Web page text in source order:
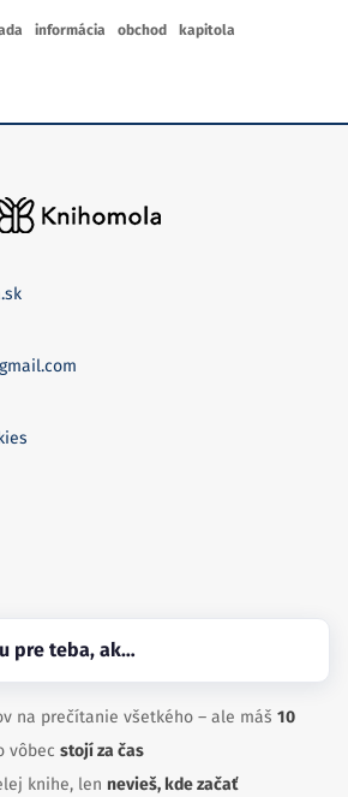
informácia obchod kapitola
pre teba, ak…
na prečítanie všetkého – ale máš 10
vôbec stojí za čas
knihe, len nevieš, kde začať